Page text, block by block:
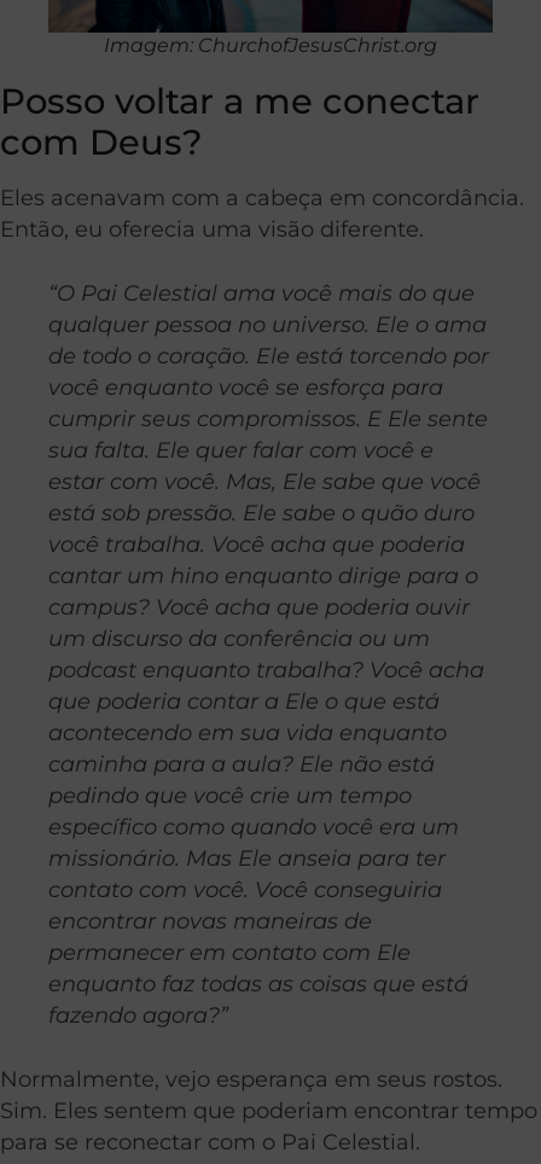
Imagem: ChurchofJesusChrist.org
Posso voltar a me conectar
com Deus?
Eles acenavam com a cabeça em concordância.
Então, eu oferecia uma visão diferente.
“O Pai Celestial ama você mais do que
qualquer pessoa no universo. Ele o ama
de todo o coração. Ele está torcendo por
você enquanto você se esforça para
cumprir seus compromissos. E Ele sente
sua falta. Ele quer falar com você e
estar com você. Mas, Ele sabe que você
está sob pressão. Ele sabe o quão duro
você trabalha. Você acha que poderia
cantar um hino enquanto dirige para o
campus? Você acha que poderia ouvir
um discurso da conferência ou um
podcast enquanto trabalha? Você acha
que poderia contar a Ele o que está
acontecendo em sua vida enquanto
caminha para a aula? Ele não está
pedindo que você crie um tempo
específico como quando você era um
missionário. Mas Ele anseia para ter
contato com você. Você conseguiria
encontrar novas maneiras de
permanecer em contato com Ele
enquanto faz todas as coisas que está
fazendo agora?”
Normalmente, vejo esperança em seus rostos.
Sim. Eles sentem que poderiam encontrar tempo
para se reconectar com o Pai Celestial.